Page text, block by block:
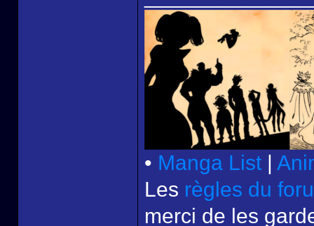
• Manga List |
Les règles du
merci de les